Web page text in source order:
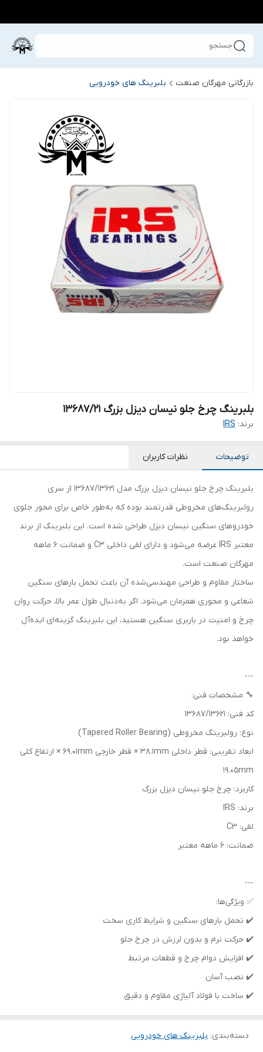
جستجو
بازرگانی مهرگان صنعت بلبرینگ های خودرویی
بلبرینگ چرخ جلو نیسان دیزل بزرگ 13687/21
برند: IRS
توضیحات نظرات کاربران
بلبرینگ چرخ جلو نیسان دیزل بزرگ مدل 13687/13621 از سری
رولبرینگ‌های مخروطی قدرتمند بوده که به‌طور خاص برای محور جلوی
خودروهای سنگین نیسان دیزل طراحی شده است. این بلبرینگ از برند
معتبر IRS عرضه می‌شود و دارای لقی داخلی C3 و ضمانت 6 ماهه
مهرگان صنعت است.
ساختار مقاوم و طراحی مهندسی‌شده آن باعث تحمل بارهای سنگین
شعاعی و محوری همزمان می‌شود. اگر به‌دنبال طول عمر بالا، حرکت روان
چرخ و امنیت در باربری سنگین هستید، این بلبرینگ گزینه‌ای ایده‌آل
خواهد بود.
---
🔧 مشخصات فنی:
کد فنی: 13687/13621
نوع: رولبرینگ مخروطی (Tapered Roller Bearing)
ابعاد تقریبی: قطر داخلی 38.1mm × قطر خارجی 69.01mm × ارتفاع کلی
19.05mm
کاربرد: چرخ جلو نیسان دیزل بزرگ
برند: IRS
لقی: C3
ضمانت: ۶ ماهه معتبر
---
✅ ویژگی‌ها:
✔️ تحمل بارهای سنگین و شرایط کاری سخت
✔️ حرکت نرم و بدون لرزش در چرخ جلو
✔️ افزایش دوام چرخ و قطعات مرتبط
✔️ نصب آسان
✔️ ساخت با فولاد آلیاژی مقاوم و دقیق
دسته‌بندی: بلبرینگ های خودرویی